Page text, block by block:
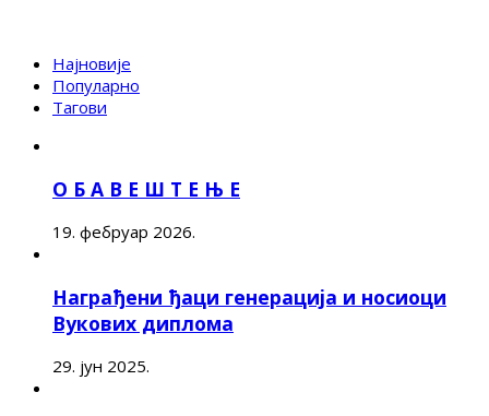
Најновије
Популарно
Тагови
О Б А В Е Ш Т Е Њ Е
19. фебруар 2026.
Награђени ђаци генерација и носиоци
Вукових диплома
29. јун 2025.